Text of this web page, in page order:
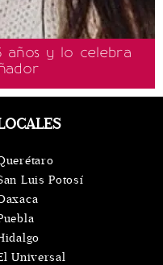
años y lo celebra
Luis Potosí
Universal